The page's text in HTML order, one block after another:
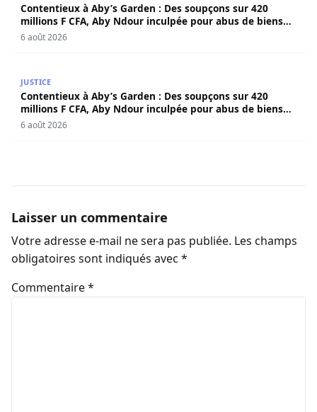
Contentieux à Aby’s Garden : Des soupçons sur 420
millions F CFA, Aby Ndour inculpée pour abus de biens
sociaux
6 août 2026
JUSTICE
Contentieux à Aby’s Garden : Des soupçons sur 420
millions F CFA, Aby Ndour inculpée pour abus de biens
sociaux
6 août 2026
Laisser un commentaire
Votre adresse e-mail ne sera pas publiée. Les champs
obligatoires sont indiqués avec *
Commentaire*